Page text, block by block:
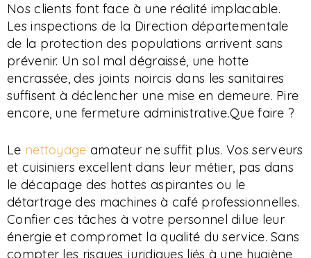
Nos clients font face à une réalité implacable.
Les inspections de la Direction départementale
de la protection des populations arrivent sans
prévenir. Un sol mal dégraissé, une hotte
encrassée, des joints noircis dans les sanitaires
suffisent à déclencher une mise en demeure. Pire
encore, une fermeture administrative.Que faire ?
Le nettoyage amateur ne suffit plus. Vos serveurs
et cuisiniers excellent dans leur métier, pas dans
le décapage des hottes aspirantes ou le
détartrage des machines à café professionnelles.
Confier ces tâches à votre personnel dilue leur
énergie et compromet la qualité du service. Sans
compter les risques juridiques liés à une hygiène